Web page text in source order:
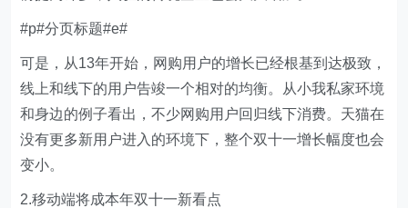
#p#分页标题#e#
可是，从13年开始，网购用户的增长已经根基到达极致，
线上和线下的用户告竣一个相对的均衡。从小我私家环境
和身边的例子看出，不少网购用户回归线下消费。天猫在
没有更多新用户进入的环境下，整个双十一增长幅度也会
变小。
2.移动端将成本年双十一新看点